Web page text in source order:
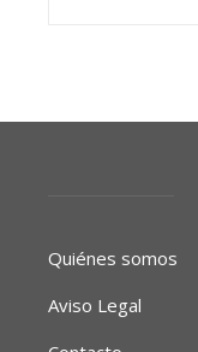
Quiénes somos
Aviso Legal